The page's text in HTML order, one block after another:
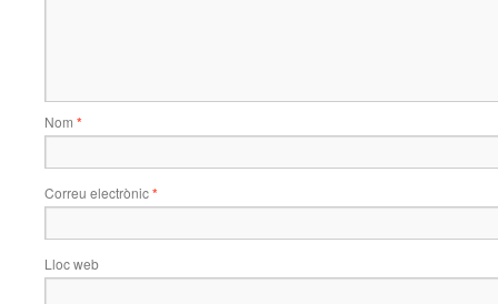
Nom *
Correu electrònic*
Lloc web